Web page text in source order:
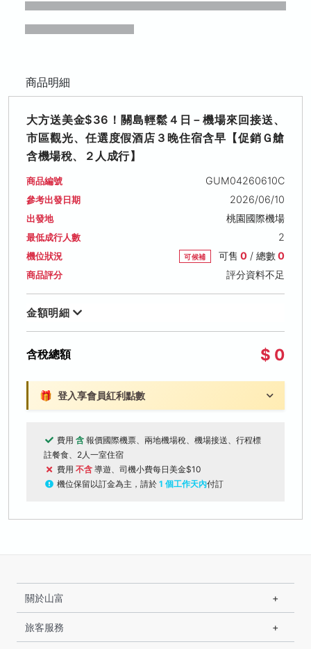
商品明細
大方送美金$36！關島輕鬆４日－機場來回接送、
市區觀光、任選度假酒店３晚住宿含早【促銷Ｇ艙
含機場稅、２人成行】
商品編號 GUM04260610C
參考出發日期 2026/06/10
出發地 桃園國際機場
最低成行人數 2
機位狀況 可候補 可售 0/ 總數0
商品評分 評分資料不足
金額明細
含稅總額 $ 0
🎁 登入享會員紅利點數
費用 含 報價國際機票、兩地機場稅、機場接送、行程標
註餐食、2人一室住宿
費用 不含 導遊、司機小費每日美金$10
機位保留以訂金為主，請於 1 個工作天內付訂
關於山富
旅客服務